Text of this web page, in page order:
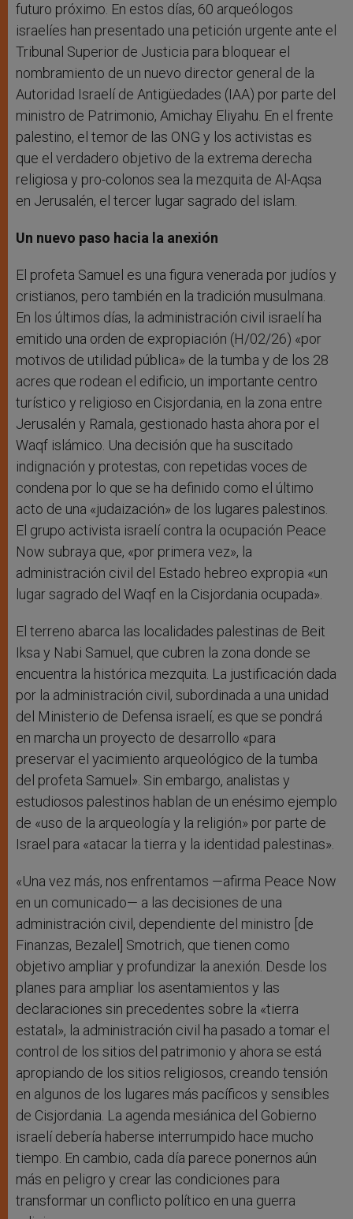
futuro próximo. En estos días, 60 arqueólogos
israelíes han presentado una petición urgente ante el
Tribunal Superior de Justicia para bloquear el
nombramiento de un nuevo director general de la
Autoridad Israelí de Antigüedades (IAA) por parte del
ministro de Patrimonio, Amichay Eliyahu. En el frente
palestino, el temor de las ONG y los activistas es
que el verdadero objetivo de la extrema derecha
religiosa y pro-colonos sea la mezquita de Al-Aqsa
en Jerusalén, el tercer lugar sagrado del islam.
Un nuevo paso hacia la anexión
El profeta Samuel es una figura venerada por judíos y
cristianos, pero también en la tradición musulmana.
En los últimos días, la administración civil israelí ha
emitido una orden de expropiación (H/02/26) «por
motivos de utilidad pública» de la tumba y de los 28
acres que rodean el edificio, un importante centro
turístico y religioso en Cisjordania, en la zona entre
Jerusalén y Ramala, gestionado hasta ahora por el
Waqf islámico. Una decisión que ha suscitado
indignación y protestas, con repetidas voces de
condena por lo que se ha definido como el último
acto de una «judaización» de los lugares palestinos.
El grupo activista israelí contra la ocupación Peace
Now subraya que, «por primera vez», la
administración civil del Estado hebreo expropia «un
lugar sagrado del Waqf en la Cisjordania ocupada».
El terreno abarca las localidades palestinas de Beit
Iksa y Nabi Samuel, que cubren la zona donde se
encuentra la histórica mezquita. La justificación dada
por la administración civil, subordinada a una unidad
del Ministerio de Defensa israelí, es que se pondrá
en marcha un proyecto de desarrollo «para
preservar el yacimiento arqueológico de la tumba
del profeta Samuel». Sin embargo, analistas y
estudiosos palestinos hablan de un enésimo ejemplo
de «uso de la arqueología y la religión» por parte de
Israel para «atacar la tierra y la identidad palestinas».
«Una vez más, nos enfrentamos —afirma Peace Now
en un comunicado— a las decisiones de una
administración civil, dependiente del ministro [de
Finanzas, Bezalel] Smotrich, que tienen como
objetivo ampliar y profundizar la anexión. Desde los
planes para ampliar los asentamientos y las
declaraciones sin precedentes sobre la «tierra
estatal», la administración civil ha pasado a tomar el
control de los sitios del patrimonio y ahora se está
apropiando de los sitios religiosos, creando tensión
en algunos de los lugares más pacíficos y sensibles
de Cisjordania. La agenda mesiánica del Gobierno
israelí debería haberse interrumpido hace mucho
tiempo. En cambio, cada día parece ponernos aún
más en peligro y crear las condiciones para
transformar un conflicto político en una guerra